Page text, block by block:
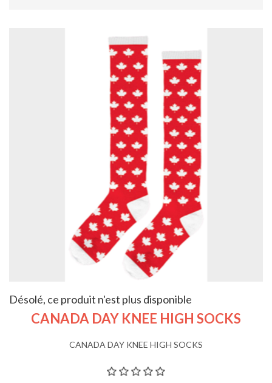
Désolé, ce produit n'est plus disponible
CANADA DAY KNEE HIGH SOCKS
CANADA DAY KNEE HIGH SOCKS